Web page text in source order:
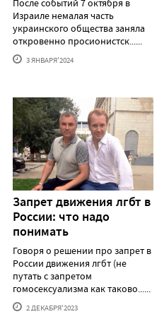
После событий 7 октября в
Израиле немалая часть
украинского общества заняла
откровенно просионистск......
3 ЯНВАРЯ'2024
Запрет движения лгбт в
России: что надо
понимать
Говоря о решении про запрет в
России движения лгбт (не
путать с запретом
гомосексуализма как таково......
2 ДЕКАБРЯ'2023